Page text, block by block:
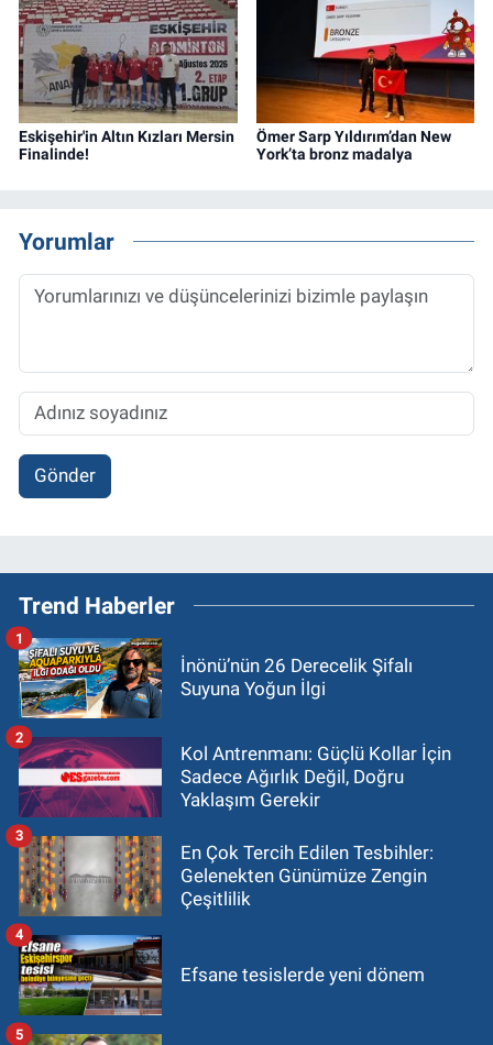
Eskişehir'in Altın Kızları Mersin
Finalinde!
Ömer Sarp Yıldırım’dan New
York’ta bronz madalya
Yorumlar
Gönder
Trend Haberler
İnönü’nün 26 Derecelik Şifalı
Suyuna Yoğun İlgi
1
Kol Antrenmanı: Güçlü Kollar İçin
Sadece Ağırlık Değil, Doğru
Yaklaşım Gerekir
2
En Çok Tercih Edilen Tesbihler:
Gelenekten Günümüze Zengin
Çeşitlilik
3
Efsane tesislerde yeni dönem
4
5